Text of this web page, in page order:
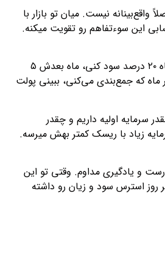
واقع‌بینانه نیست. میان تو بازار با
این سوءتفاهم رو تقویت میکنه.
یه تریدر حرفه‌ای، خوب می‌دونه که بازدهی در معاملات فارکس یه عدد ثابت نیست و ممکنه ماه به ماه فرق کنه. ممکنه یه ماه ۲۰ درصد سود کنی، ماه بعدش ۵
که جمع‌بندی می‌کنی، ببینی پولت
سرمایه اولیه داریم و چقدر
زیاد با ریسک کمتر بهش میرسه.
و یادگیری مداوم. وقتی تو این
روز استرس سود و زیان رو داشته